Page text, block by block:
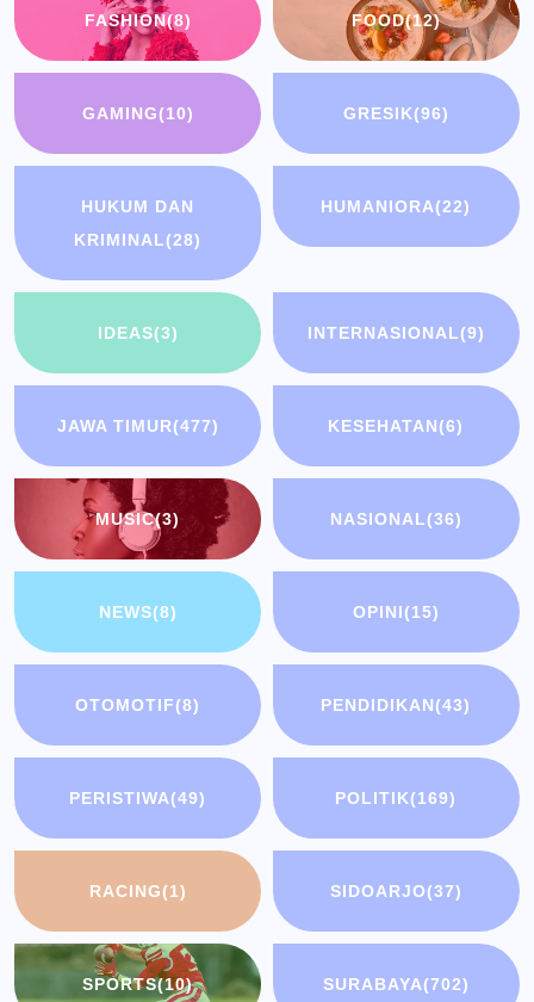
FASHION(8) FOOD(12)
GAMING(10) GRESIK(96)
HUKUM DAN
KRIMINAL(28)
HUMANIORA(22)
IDEAS(3) INTERNASIONAL(9)
JAWA TIMUR(477) KESEHATAN(6)
MUSIC(3) NASIONAL(36)
NEWS(8) OPINI(15)
OTOMOTIF(8) PENDIDIKAN(43)
PERISTIWA(49) POLITIK(169)
RACING(1) SIDOARJO(37)
SPORTS(10) SURABAYA(702)